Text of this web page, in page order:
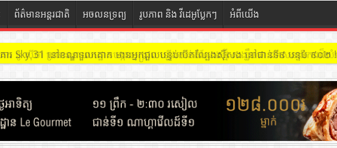
ព័ត៌មានអន្តរជាតិ អចលនទ្រព្យ រូបភាព និង វីដេអូប្លែកៗ អំពីយើង
ារ Sky 31 នៅខណ្ឌទួលគោក មានអ្នកជួលបន្ទប់បើកល្បែងសុីសង នៅជាន់ទី៩ បន្ទប់ ៩០២ !